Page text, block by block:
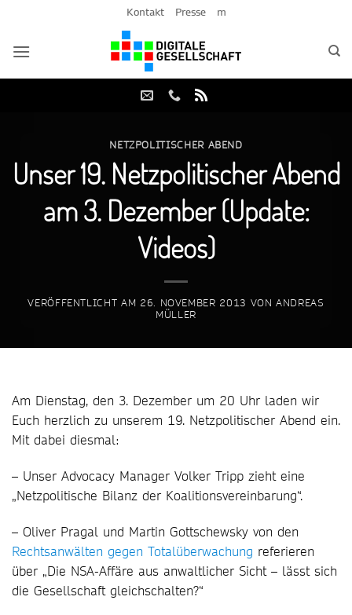
springen
Kontakt Presse m
NETZPOLITISCHER ABEND
Unser 19. Netzpolitischer Abend
am 3. Dezember (Update:
Videos)
VERÖFFENTLICHT AM 26. NOVEMBER 2013 VONANDREAS
MÜLLER
Am Dienstag, den 3. Dezember um 20 Uhr laden wir
Euch herzlich zu unserem 19. Netzpolitischer Abend ein.
Mit dabei diesmal:
– Unser Advocacy Manager Volker Tripp zieht eine
„Netzpolitische Bilanz der Koalitionsvereinbarung“.
– Oliver Pragal und Martin Gottschewsky von den
Rechtsanwälten gegen Totalüberwachung referieren
über „Die NSA-Affäre aus anwaltlicher Sicht – lässt sich
die Gesellschaft gleichschalten?“